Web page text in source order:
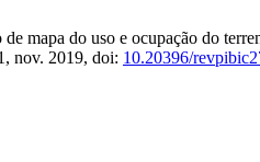
mapa do uso e ocupação do
nov. 2019, doi: 10.20396/